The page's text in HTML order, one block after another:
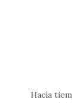
Hacía